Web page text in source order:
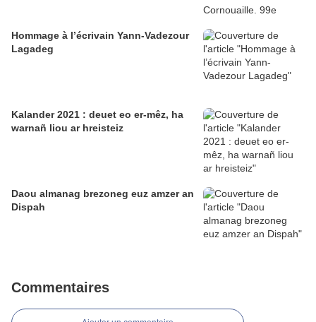
Hommage à l’écrivain Yann-Vadezour
Lagadeg
Kalander 2021 : deuet eo er-mêz, ha
warnañ liou ar hreisteiz
Daou almanag brezoneg euz amzer an
Dispah
Commentaires